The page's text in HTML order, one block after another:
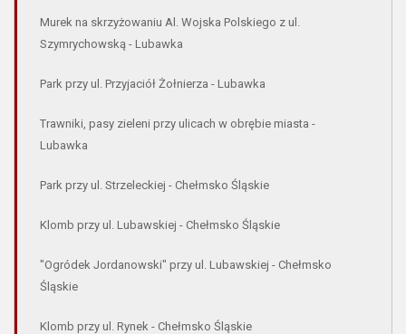
Murek na skrzyżowaniu Al. Wojska Polskiego z ul.
Szymrychowską - Lubawka
Park przy ul. Przyjaciół Żołnierza - Lubawka
Trawniki, pasy zieleni przy ulicach w obrębie miasta -
Lubawka
Park przy ul. Strzeleckiej - Chełmsko Śląskie
Klomb przy ul. Lubawskiej - Chełmsko Śląskie
"Ogródek Jordanowski" przy ul. Lubawskiej - Chełmsko
Śląskie
Klomb przy ul. Rynek - Chełmsko Śląskie